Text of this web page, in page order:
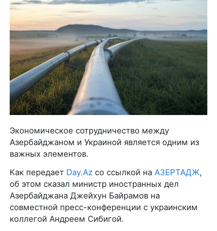
Экономическое сотрудничество между
Азербайджаном и Украиной является одним из
важных элементов.
Как передает Day.Az со ссылкой на АЗЕРТАДЖ,
об этом сказал министр иностранных дел
Азербайджана Джейхун Байрамов на
совместной пресс-конференции с украинским
коллегой Андреем Сибигой.